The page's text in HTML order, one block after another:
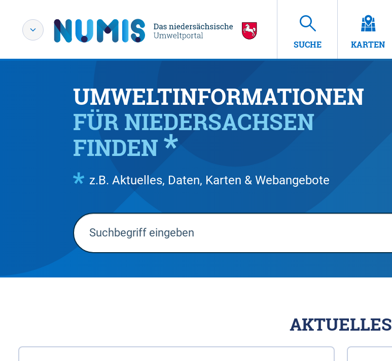
SUCHE KARTEN
UMWELTINFORMATIONEN
FÜR NIEDERSACHSEN
FINDEN
z.B. Aktuelles, Daten, Karten & Webangebote
AKTUELLES